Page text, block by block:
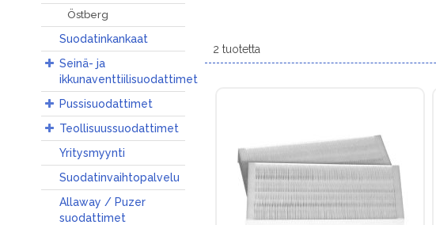
2 tuotetta
Östberg
Suodatinkankaat
Seinä- ja
ikkunaventtiilisuodattimet
Pussisuodattimet
Teollisuussuodattimet
Yritysmyynti
Suodatinvaihtopalvelu
Allaway / Puzer
suodattimet